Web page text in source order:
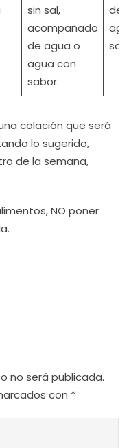
sin sal,
acompañado
de agua o
agua con
sabor.
de
colación que será
lo sugerido,
de la semana,
NO poner
no será publicada.
con *